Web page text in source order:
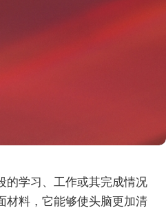
的学习、工作或其完成情况
材料，它能够使头脑更加清